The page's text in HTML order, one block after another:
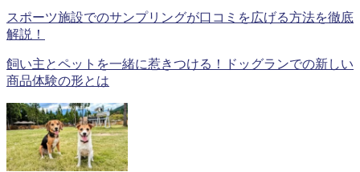
スポーツ施設でのサンプリングが口コミを広げる方法を徹底
解説！
飼い主とペットを一緒に惹きつける！ドッグランでの新しい
商品体験の形とは